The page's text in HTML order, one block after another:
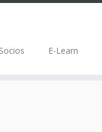
Socios E-Learn